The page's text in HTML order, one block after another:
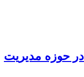
حوزه مدیریت